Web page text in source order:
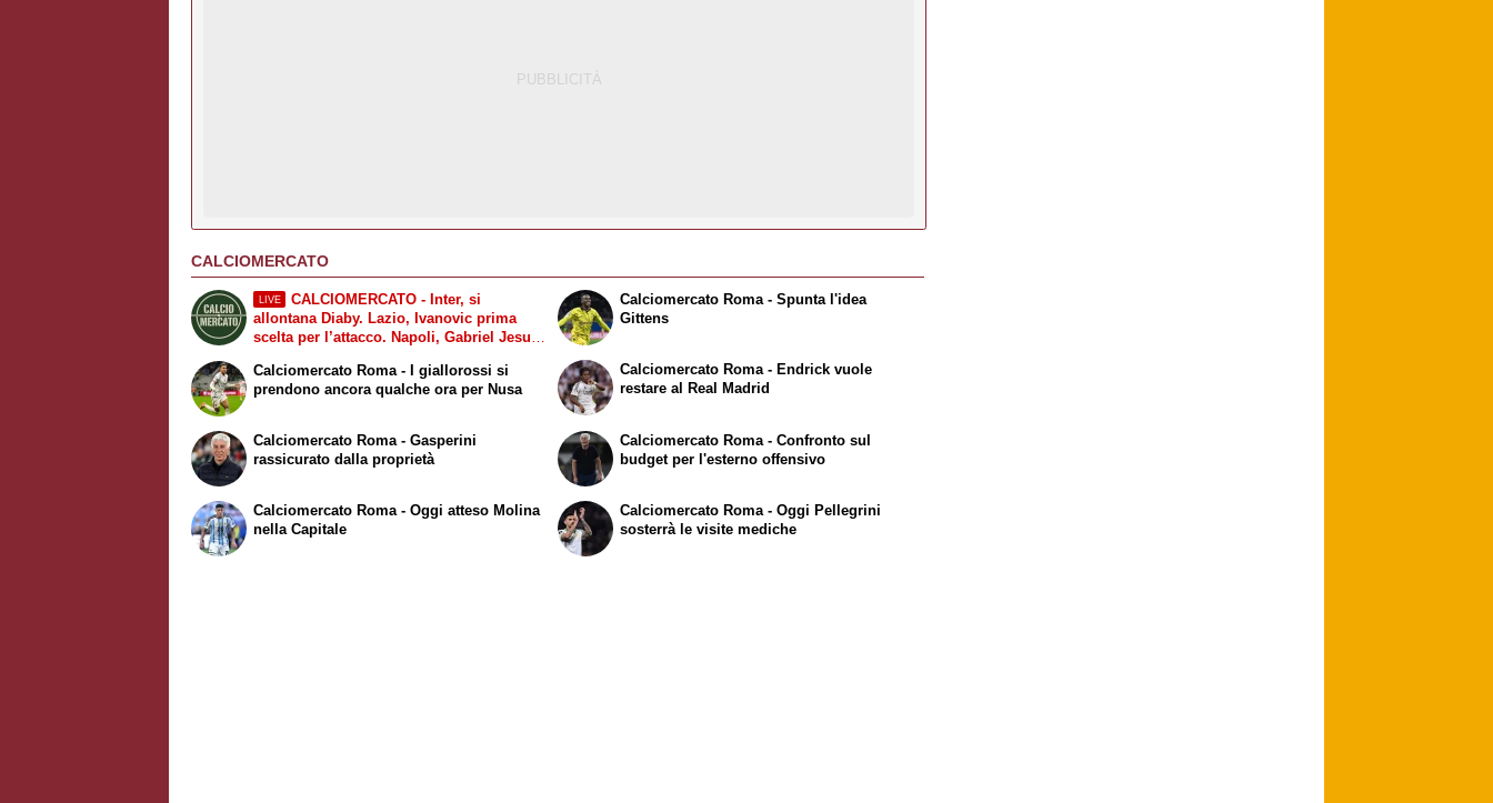
CALCIOMERCATO
LIVE
CALCIOMERCATO - Inter, si
allontana Diaby. Lazio, Ivanovic prima
scelta per l’attacco. Napoli, Gabriel Jesus
accelera per Zirkzee
Calciomercato Roma - I giallorossi si
prendono ancora qualche ora per Nusa
Calciomercato Roma - Spunta l'idea
Gittens
Calciomercato Roma - Endrick vuole
restare al Real Madrid
Calciomercato Roma - Gasperini
rassicurato dalla proprietà
Calciomercato Roma - Oggi atteso Molina
nella Capitale
Calciomercato Roma - Confronto sul
budget per l'esterno offensivo
Calciomercato Roma - Oggi Pellegrini
sosterrà le visite mediche